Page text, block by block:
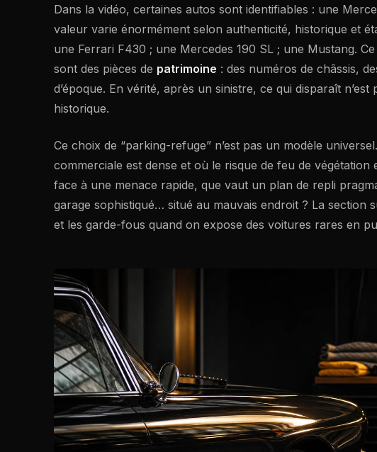
Dans la vidéo, certaines autos sont identifiables : une
valeur varie énormément selon authenticité, historique et
une Ferrari F430 ; une Mercedes 190 SL ; une Mustang.
sont des pièces de patrimoine : des numéros de châssis,
d’époque. En vérité, après un sinistre, ce qui disparaît
historique.
Ce choix de “parking-refuge” n’est pas un modèle
commerciale est dense et où le risque de feu de
face à une menace rapide, que vaut un plan de repli
garage sophistiqué… situé au mauvais endroit ? La section
et les garde-fous quand on expose des voitures rares en